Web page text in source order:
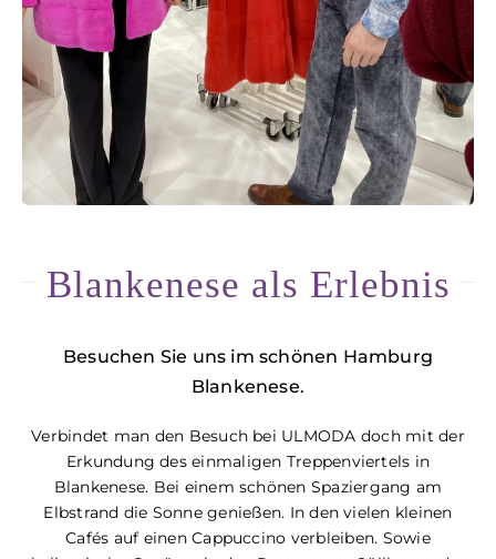
Blankenese als Erlebnis
Besuchen Sie uns im schönen Hamburg
Blankenese.
Verbindet man den Besuch bei ULMODA doch mit der
Erkundung des einmaligen Treppenviertels in
Blankenese. Bei einem schönen Spaziergang am
Elbstrand die Sonne genießen. In den vielen kleinen
Cafés auf einen Cappuccino verbleiben. Sowie